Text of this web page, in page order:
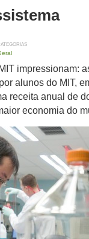
impressionam:
alunos do MIT,
receita anual de
economia do